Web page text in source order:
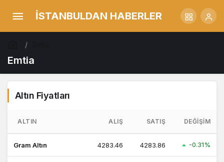
İSTANBULDAN HABERLER
Emtia
Altın Fiyatları
ALTIN ALIŞ SATIŞ DEĞIŞIM
Gram Altın 4283.46 4283.86 -0.31%